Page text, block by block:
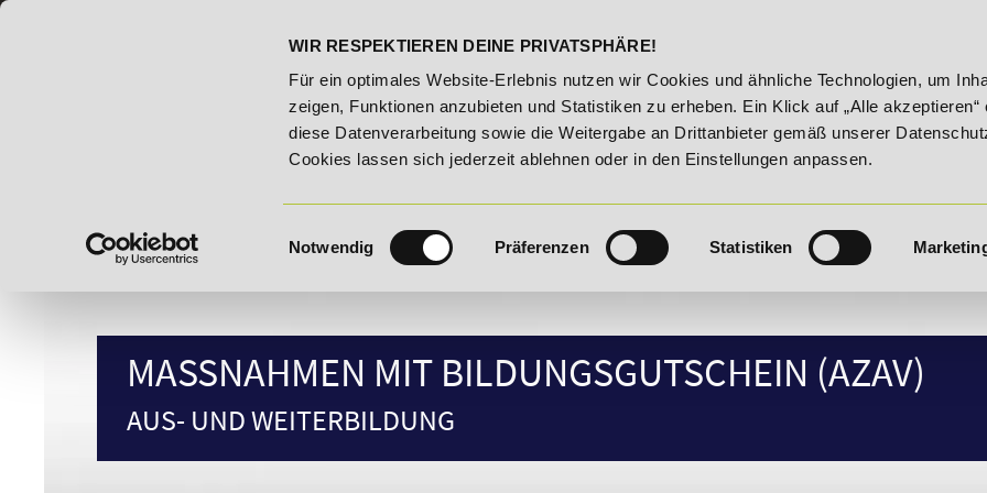
WIR RESPEKTIEREN DEINE PRIVATSPHÄRE!
Für ein optimales Website-Erlebnis nutzen wir Cookies und ähnliche Technologien, um
zeigen, Funktionen anzubieten und Statistiken zu erheben. Ein Klick auf „Alle akzeptieren“
diese Datenverarbeitung sowie die Weitergabe an Drittanbieter gemäß unserer
Cookies lassen sich jederzeit ablehnen oder in den Einstellungen anpassen.
Einwilligungsauswahl
Notwendig Präferenzen Statistiken
20% Rabatt bis 03.09.2026 - Bildungsroute! 20% Rabatt bis 03.09.2026 - Bildungsroute! 20%
MASSNAHMEN MIT BILDUNGSGUTSCHEIN (AZAV)
AUS- UND WEITERBILDUNG